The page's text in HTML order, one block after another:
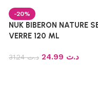
-20%
NUK BIBERON NATURE
VERRE 120 ML
د.ت31.24 د.ت